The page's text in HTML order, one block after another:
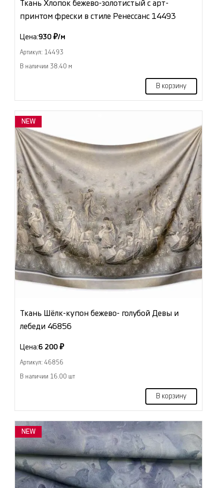
Ткань Хлопок бежево-золотистый с арт-
принтом фрески в стиле Ренессанс 14493
Цена:930 ₽/м
Артикул: 14493
В наличии 38.40 м
В корзину
NEW
Ткань Шёлк-купон бежево- голубой Девы и
лебеди 46856
Цена:6 200 ₽
Артикул: 46856
В наличии 16.00 шт
В корзину
NEW